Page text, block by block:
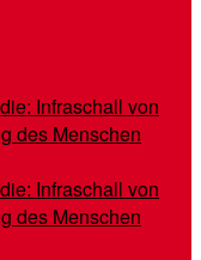
Infraschall von
des Menschen
Infraschall von
des Menschen